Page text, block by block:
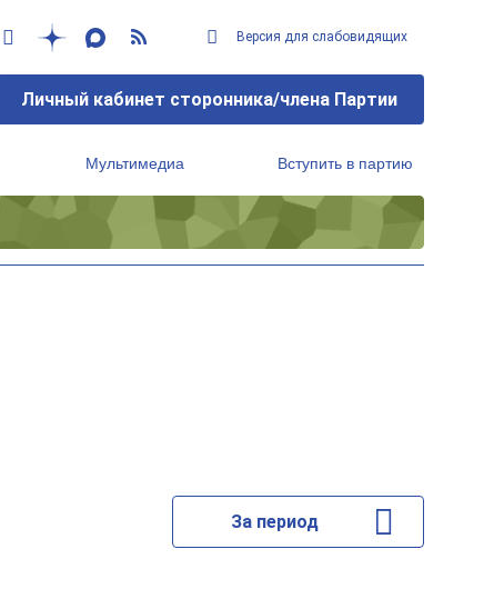
Версия для слабовидящих
Личный кабинет сторонника/члена Партии
Мультимедиа Вступить в партию
За период